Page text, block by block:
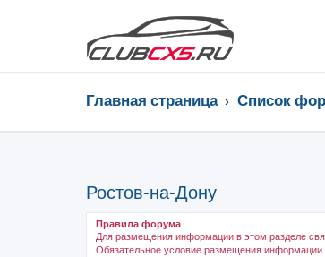
Главная страница Список
Ростов-на-Дону
Правила форума
Для размещения информации в этом разделе
Обязательное условие размещения